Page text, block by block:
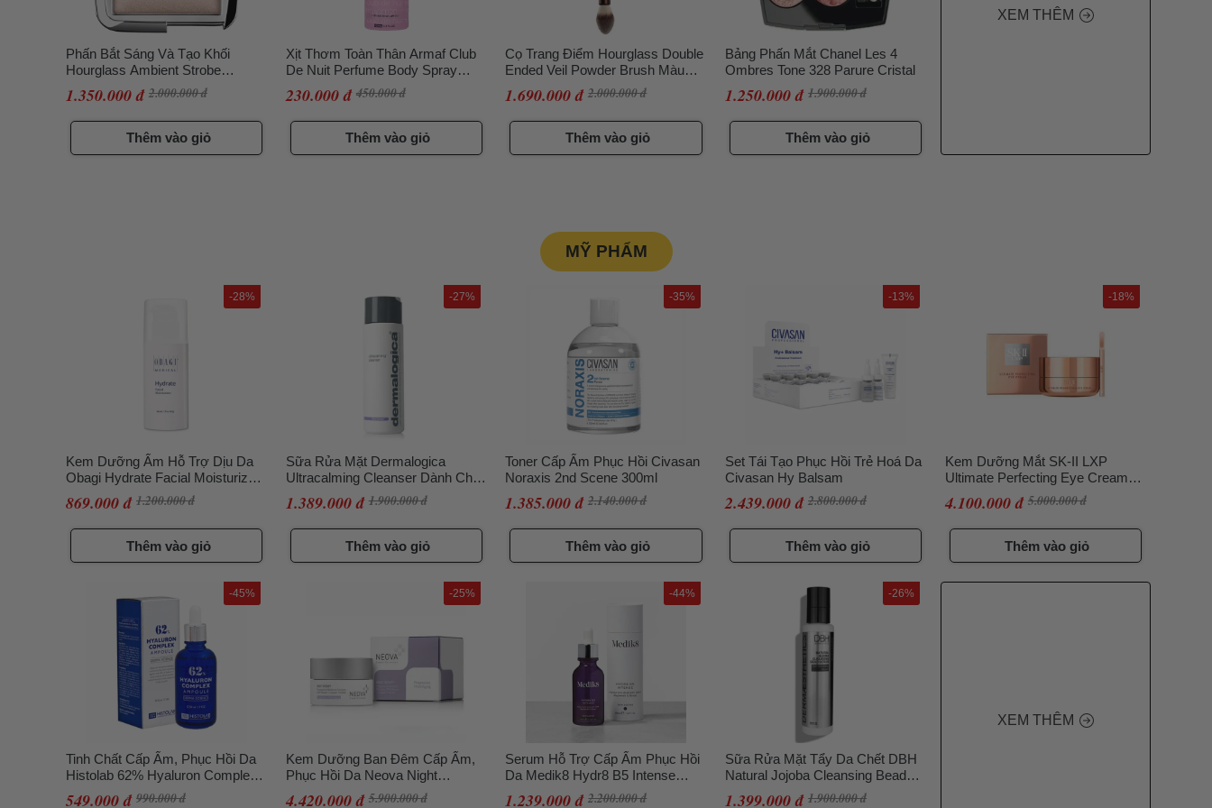
Phấn Bắt Sáng Và Tạo Khối
Hourglass Ambient Strobe
Lighting Powder Tone Incadescent
4.6g
1.350.000 đ 2.000.000 đ
Thêm vào giỏ
Xịt Thơm Toàn Thân Armaf Club
De Nuit Perfume Body Spray
Women 200ml
230.000 đ 450.000 đ
Thêm vào giỏ
Cọ Trang Điểm Hourglass Double
Ended Veil Powder Brush Màu
1.690.000 đ 2.000.000 đ
Thêm vào giỏ
Bảng Phấn Mắt Chanel Les 4
Ombres Tone 328 Parure Cristal
1.250.000 đ 1.900.000 đ
Thêm vào giỏ
XEM THÊM
MỸ PHẨM
Kem Dưỡng Ẩm Hỗ Trợ Dịu Da
Obagi Hydrate Facial Moisturizer,
869.000 đ 1.200.000 đ
-28%
Thêm vào giỏ
Sữa Rửa Mặt Dermalogica
Ultracalming Cleanser Dành Cho
Da Nhạy Cảm 250ml
1.389.000 đ 1.900.000 đ
-27%
Thêm vào giỏ
Toner Cấp Ẩm Phục Hồi Civasan
Noraxis 2nd Scene 300ml
1.385.000 đ 2.140.000 đ
-35%
Thêm vào giỏ
Set Tái Tạo Phục Hồi Trẻ Hoá Da
Civasan Hy Balsam
2.439.000 đ 2.800.000 đ
-13%
Thêm vào giỏ
Kem Dưỡng Mắt SK-II LXP
Ultimate Perfecting Eye Cream
4.100.000 đ 5.000.000 đ
-18%
Thêm vào giỏ
Tinh Chất Cấp Ẩm, Phục Hồi Da
Histolab 62% Hyaluron Complex
Ampoule Derma Science 50ml
549.000 đ 990.000 đ
-45%
Kem Dưỡng Ban Đêm Cấp Ẩm,
Phục Hồi Da Neova Night
Therapy DNA/ Repair + Copper
4.420.000 đ 5.900.000 đ
-25%
Serum Hỗ Trợ Cấp Ẩm Phục Hồi
Da Medik8 Hydr8 B5 Intense
1.239.000 đ 2.200.000 đ
-44%
Sữa Rửa Mặt Tẩy Da Chết DBH
Natural Jojoba Cleansing Bead
1.399.000 đ 1.900.000 đ
-26%
XEM THÊM